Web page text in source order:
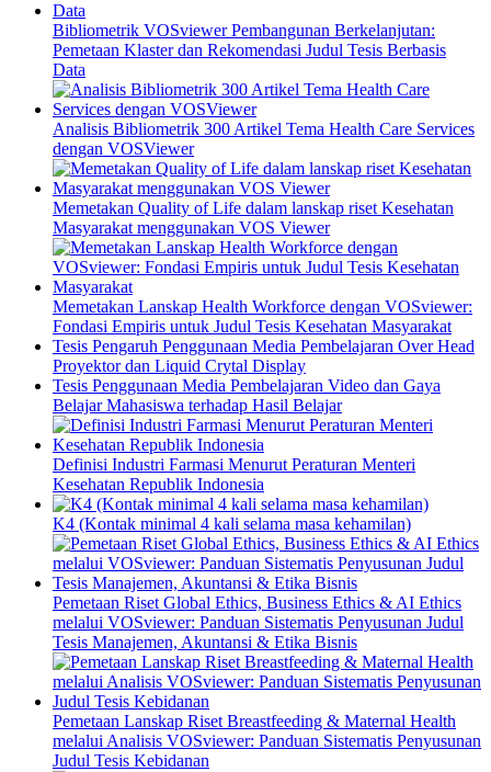
Bibliometrik VOSviewer Pembangunan Berkelanjutan:
Pemetaan Klaster dan Rekomendasi Judul Tesis Berbasis
Data
Analisis Bibliometrik 300 Artikel Tema Health Care Services
dengan VOSViewer
Memetakan Quality of Life dalam lanskap riset Kesehatan
Masyarakat menggunakan VOS Viewer
Memetakan Lanskap Health Workforce dengan VOSviewer:
Fondasi Empiris untuk Judul Tesis Kesehatan Masyarakat
Tesis Pengaruh Penggunaan Media Pembelajaran Over Head
Proyektor dan Liquid Crytal Display
Tesis Penggunaan Media Pembelajaran Video dan Gaya
Belajar Mahasiswa terhadap Hasil Belajar
Definisi Industri Farmasi Menurut Peraturan Menteri
Kesehatan Republik Indonesia
K4 (Kontak minimal 4 kali selama masa kehamilan)
Pemetaan Riset Global Ethics, Business Ethics & AI Ethics
melalui VOSviewer: Panduan Sistematis Penyusunan Judul
Tesis Manajemen, Akuntansi & Etika Bisnis
Pemetaan Lanskap Riset Breastfeeding & Maternal Health
melalui Analisis VOSviewer: Panduan Sistematis Penyusunan
Judul Tesis Kebidanan